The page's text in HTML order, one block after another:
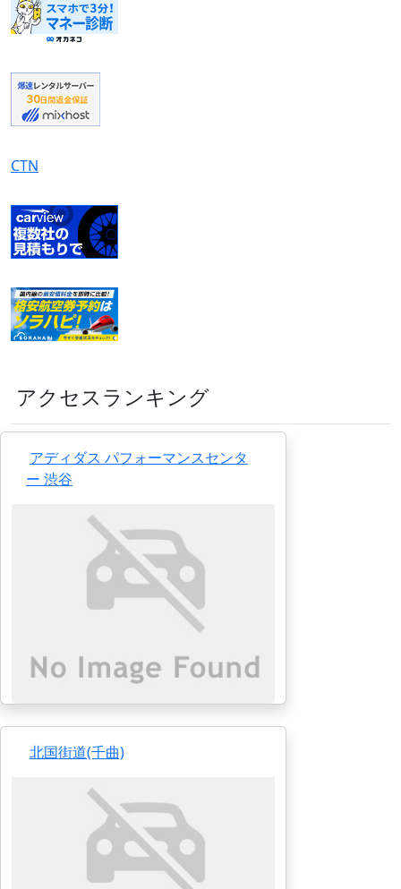
CTN
アクセスランキング
アディダス パフォーマンスセンタ
ー 渋谷
北国街道(千曲)